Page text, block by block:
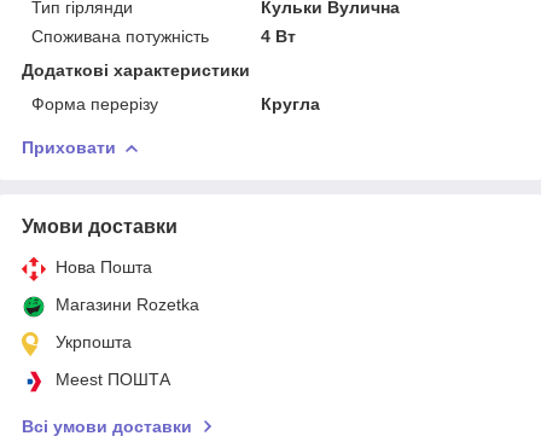
Тип гірлянди
Кульки Вулична
Споживана потужність
4 Вт
Додаткові характеристики
Форма перерізу
Кругла
Приховати
Умови доставки
Нова Пошта
Магазини Rozetka
Укрпошта
Meest ПОШТА
Всі умови доставки